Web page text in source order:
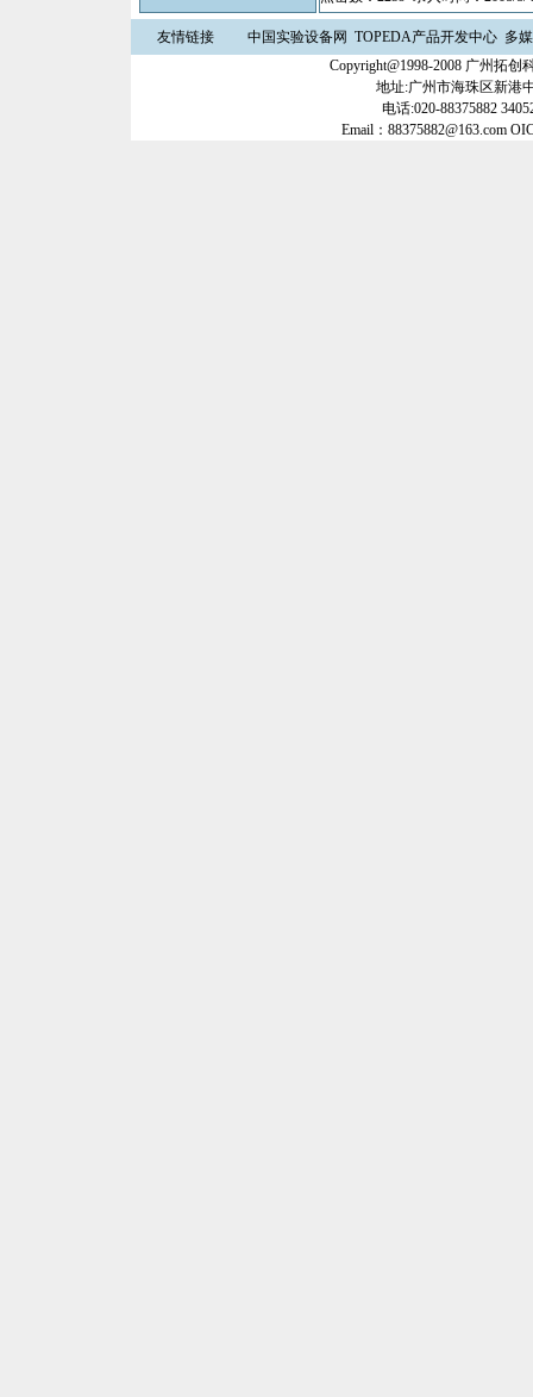
友情链接 中国实验设备网 TOPEDA产品开发中心 多
Copyright@1998-2008 广州拓
地址:广州市海珠区新港
电话:020-88375882
Email：88375882@163.com